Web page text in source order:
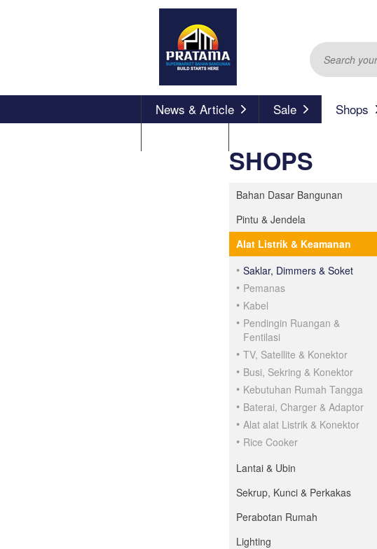
News & Article Sale Shops
SHOPS
Bahan Dasar Bangunan
Pintu & Jendela
Alat Listrik & Keamanan
Saklar, Dimmers & Soket
Pemanas
Kabel
Pendingin Ruangan &
Fentilasi
TV, Satellite & Konektor
Busi, Sekring & Konektor
Kebutuhan Rumah Tangga
Baterai, Charger & Adaptor
Alat alat Listrik & Konektor
Rice Cooker
Lantai & Ubin
Sekrup, Kunci & Perkakas
Perabotan Rumah
Lighting